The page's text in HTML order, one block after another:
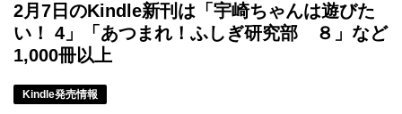
2月7日のKindle新刊は「宇崎ちゃんは遊びた
い！ 4」「あつまれ！ふしぎ研究部 ８」など
1,000冊以上
Kindle発売情報